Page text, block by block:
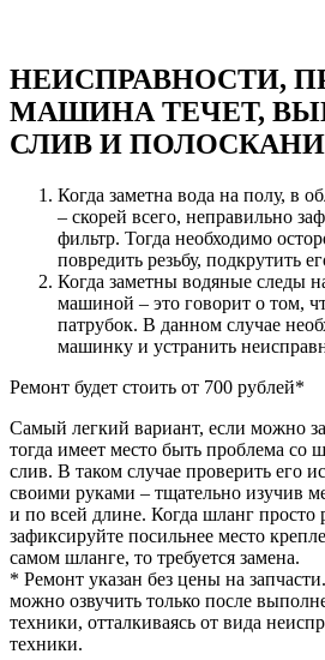
НЕИСПРАВНОСТИ,
МАШИНА ТЕЧЕТ,
СЛИВ И
Когда заметна вода на полу, в
– скорей всего, неправильно
фильтр. Тогда необходимо
повредить резьбу, подкрутить
Когда заметны водяные следы
машиной – это говорит о том,
патрубок. В данном случае
машинку и устранить
Ремонт будет стоить от 700 рублей*
Самый легкий вариант, если можно
тогда имеет место быть проблема со
слив. В таком случае проверить его
своими руками – тщательно изучив
и по всей длине. Когда шланг просто
зафиксируйте посильнее место
самом шланге, то требуется замена.
* Ремонт указан без цены на
можно озвучить только после
техники, отталкиваясь от вида
техники.